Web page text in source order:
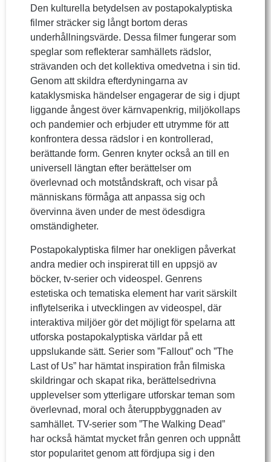
Den kulturella betydelsen av postapokalyptiska
filmer sträcker sig långt bortom deras
underhållningsvärde. Dessa filmer fungerar som
speglar som reflekterar samhällets rädslor,
strävanden och det kollektiva omedvetna i sin tid.
Genom att skildra efterdyningarna av
kataklysmiska händelser engagerar de sig i djupt
liggande ångest över kärnvapenkrig, miljökollaps
och pandemier och erbjuder ett utrymme för att
konfrontera dessa rädslor i en kontrollerad,
berättande form. Genren knyter också an till en
universell längtan efter berättelser om
överlevnad och motståndskraft, och visar på
människans förmåga att anpassa sig och
övervinna även under de mest ödesdigra
omständigheter.
Postapokalyptiska filmer har onekligen påverkat
andra medier och inspirerat till en uppsjö av
böcker, tv-serier och videospel. Genrens
estetiska och tematiska element har varit särskilt
inflytelserika i utvecklingen av videospel, där
interaktiva miljöer gör det möjligt för spelarna att
utforska postapokalyptiska världar på ett
uppslukande sätt. Serier som ”Fallout” och ”The
Last of Us” har hämtat inspiration från filmiska
skildringar och skapat rika, berättelsedrivna
upplevelser som ytterligare utforskar teman som
överlevnad, moral och återuppbyggnaden av
samhället. TV-serier som ”The Walking Dead”
har också hämtat mycket från genren och uppnått
stor popularitet genom att fördjupa sig i den